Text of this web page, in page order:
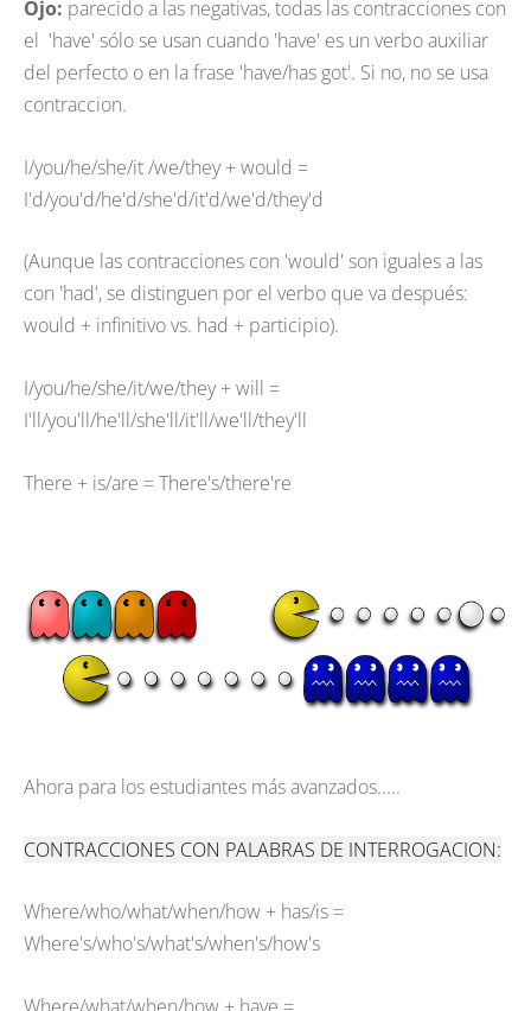
Ojo: parecido a las negativas, todas las contracciones con
el 'have' sólo se usan cuando 'have' es un verbo auxiliar
del perfecto o en la frase 'have/has got'. Si no, no se usa
contraccion.
I/you/he/she/it /we/they + would =
I'd/you'd/he'd/she'd/it'd/we'd/they'd
(Aunque las contracciones con 'would' son iguales a las
con 'had', se distinguen por el verbo que va después:
would + infinitivo vs. had + participio).
I/you/he/she/it/we/they + will =
I'll/you'll/he'll/she'll/it'll/we'll/they'll
There + is/are = There's/there're
Ahora para los estudiantes más avanzados.....
CONTRACCIONES CON PALABRAS DE INTERROGACION:
Where/who/what/when/how + has/is =
Where's/who's/what's/when's/how's